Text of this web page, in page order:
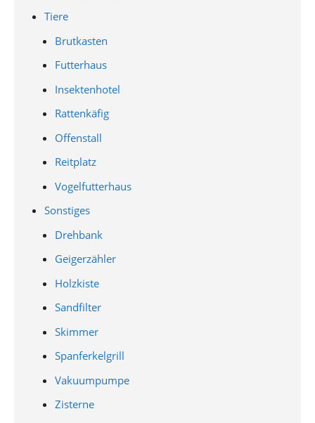
Tiere
Brutkasten
Futterhaus
Insektenhotel
Rattenkäfig
Offenstall
Reitplatz
Vogelfutterhaus
Sonstiges
Drehbank
Geigerzähler
Holzkiste
Sandfilter
Skimmer
Spanferkelgrill
Vakuumpumpe
Zisterne